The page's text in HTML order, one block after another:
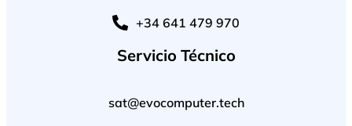
+34 641 479 970
Servicio Técnico
sat@evocomputer.tech